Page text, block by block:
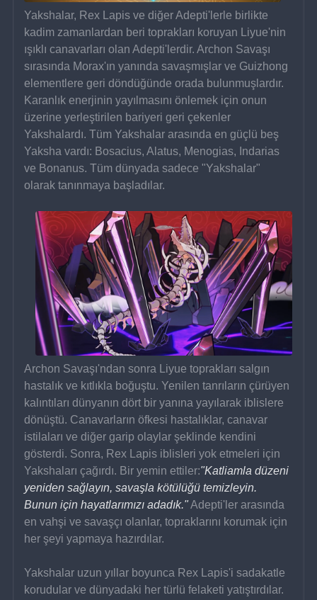
Yakshalar, Rex Lapis ve diğer Adepti'lerle birlikte
kadim zamanlardan beri toprakları koruyan Liyue'nin
ışıklı canavarları olan Adepti'lerdir. Archon Savaşı
sırasında Morax'ın yanında savaşmışlar ve Guizhong
elementlere geri döndüğünde orada bulunmuşlardır.
Karanlık enerjinin yayılmasını önlemek için onun
üzerine yerleştirilen bariyeri geri çekenler
Yakshalardı. Tüm Yakshalar arasında en güçlü beş
Yaksha vardı: Bosacius, Alatus, Menogias, Indarias
ve Bonanus. Tüm dünyada sadece "Yakshalar"
olarak tanınmaya başladılar.
Archon Savaşı'ndan sonra Liyue toprakları salgın
hastalık ve kıtlıkla boğuştu. Yenilen tanrıların çürüyen
kalıntıları dünyanın dört bir yanına yayılarak iblislere
dönüştü. Canavarların öfkesi hastalıklar, canavar
istilaları ve diğer garip olaylar şeklinde kendini
gösterdi. Sonra, Rex Lapis iblisleri yok etmeleri için
Yakshaları çağırdı. Bir yemin ettiler:"Katliamla düzeni
yeniden sağlayın, savaşla kötülüğü temizleyin.
Bunun için hayatlarımızı adadık." Adepti'ler arasında
en vahşi ve savaşçı olanlar, topraklarını korumak için
her şeyi yapmaya hazırdılar.
Yakshalar uzun yıllar boyunca Rex Lapis'i sadakatle
korudular ve dünyadaki her türlü felaketi yatıştırdılar.